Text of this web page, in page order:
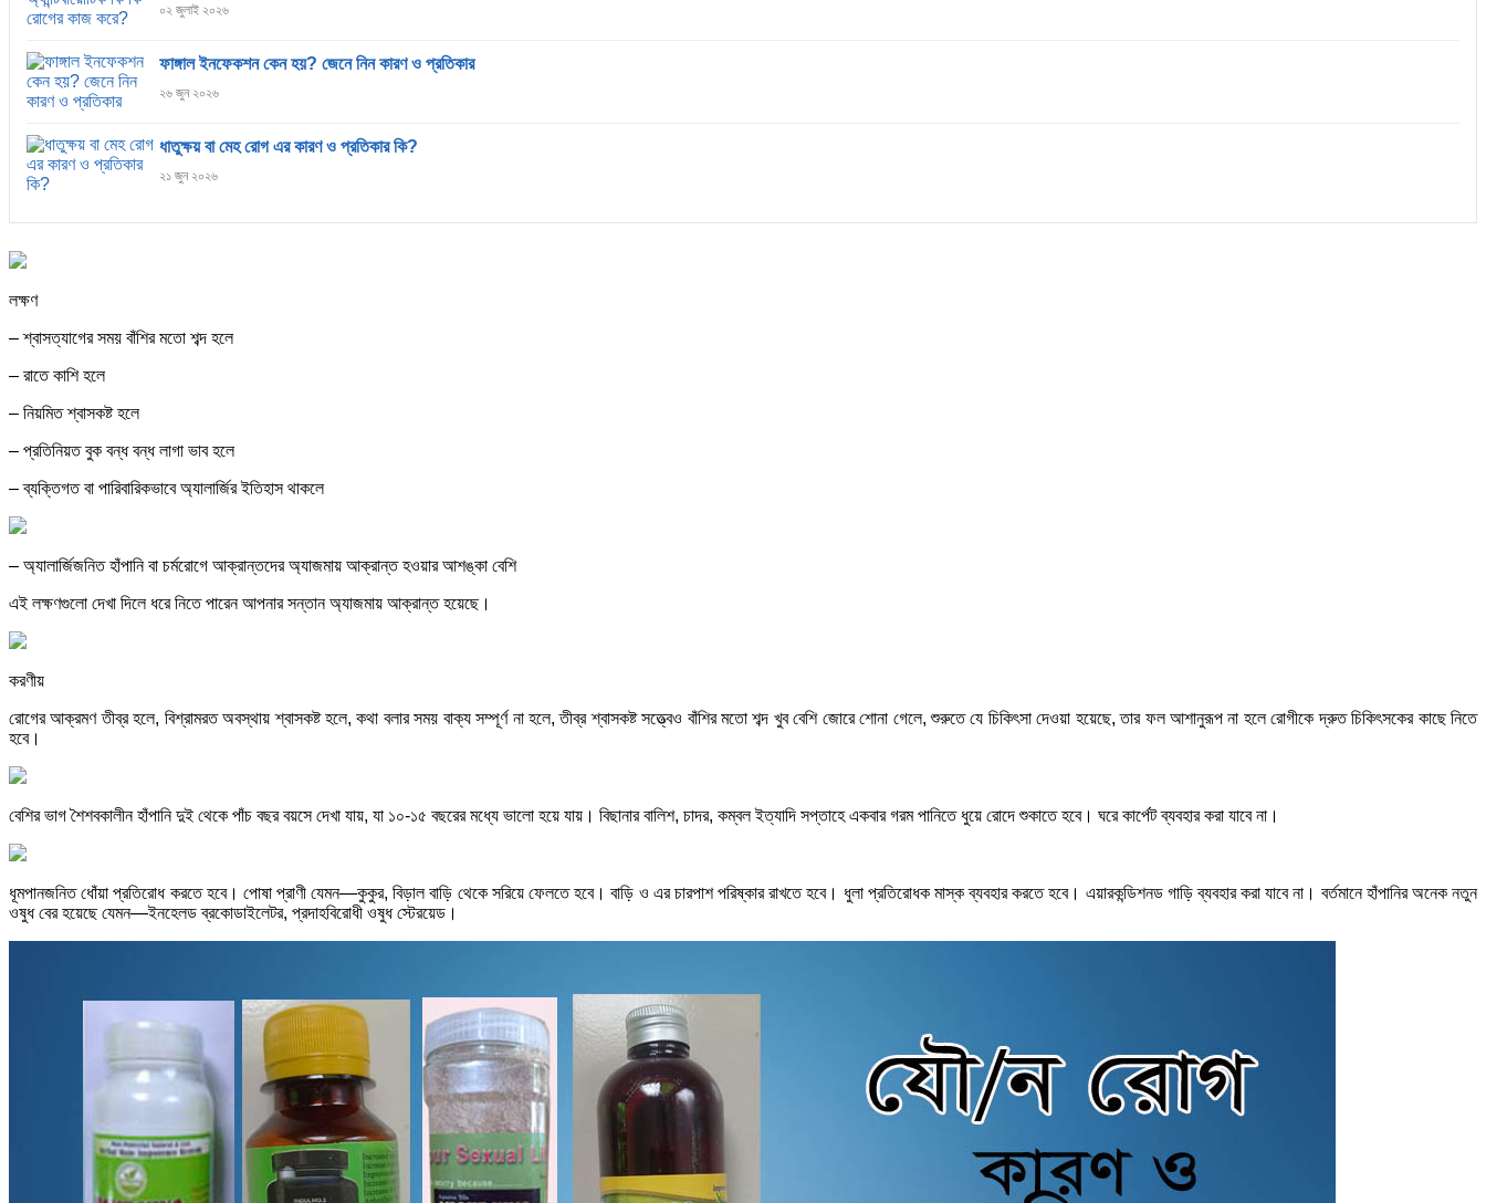
০২ জুলাই ২০২৬
ফাঙ্গাল ইনফেকশন কেন হয়? জেনে নিন কারণ ও প্রতিকার
২৬ জুন ২০২৬
ধাতুক্ষয় বা মেহ রোগ এর কারণ ও প্রতিকার কি?
২১ জুন ২০২৬
লক্ষণ
– শ্বাসত্যাগের সময় বাঁশির মতো শব্দ হলে
– রাতে কাশি হলে
– নিয়মিত শ্বাসকষ্ট হলে
– প্রতিনিয়ত বুক বন্ধ বন্ধ লাগা ভাব হলে
– ব্যক্তিগত বা পারিবারিকভাবে অ্যালার্জির ইতিহাস থাকলে
– অ্যালার্জিজনিত হাঁপানি বা চর্মরোগে আক্রান্তদের অ্যাজমায় আক্রান্ত হওয়ার আশঙ্কা বেশি
এই লক্ষণগুলো দেখা দিলে ধরে নিতে পারেন আপনার সন্তান অ্যাজমায় আক্রান্ত হয়েছে।
করণীয়
রোগের আক্রমণ তীব্র হলে, বিশ্রামরত অবস্থায় শ্বাসকষ্ট হলে, কথা বলার সময় বাক্য সম্পূর্ণ না হলে, তীব্র শ্বাসকষ্ট সত্ত্বেও বাঁশির মতো শব্দ খুব বেশি জোরে শোনা গেলে, শুরুতে যে চিকিৎসা দেওয়া হয়েছে, তার ফল আশানুরূপ না হলে রোগীকে দ্রুত চিকিৎসকের কাছে নিতে
হবে।
বেশির ভাগ শৈশবকালীন হাঁপানি দুই থেকে পাঁচ বছর বয়সে দেখা যায়, যা ১০-১৫ বছরের মধ্যে ভালো হয়ে যায়। বিছানার বালিশ, চাদর, কম্বল ইত্যাদি সপ্তাহে একবার গরম পানিতে ধুয়ে রোদে শুকাতে হবে। ঘরে কার্পেট ব্যবহার করা যাবে না।
ধূমপানজনিত ধোঁয়া প্রতিরোধ করতে হবে। পোষা প্রাণী যেমন—কুকুর, বিড়াল বাড়ি থেকে সরিয়ে ফেলতে হবে। বাড়ি ও এর চারপাশ পরিষ্কার রাখতে হবে। ধুলা প্রতিরোধক মাস্ক ব্যবহার করতে হবে। এয়ারকন্ডিশনড গাড়ি ব্যবহার করা যাবে না। বর্তমানে হাঁপানির অনেক নতুন
ওষুধ বের হয়েছে যেমন—ইনহেলড ব্রকোডাইলেটর, প্রদাহবিরোধী ওষুধ স্টেরয়েড।